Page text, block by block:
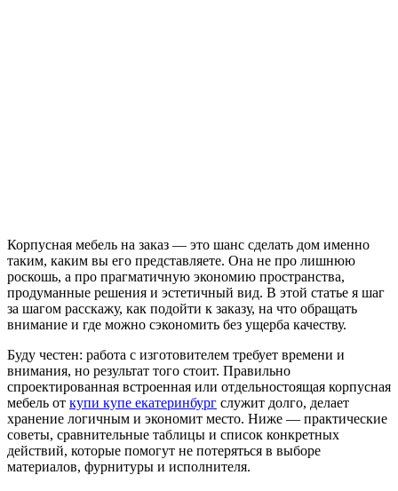
Корпусная мебель на заказ — это шанс сделать дом именно
таким, каким вы его представляете. Она не про лишнюю
роскошь, а про прагматичную экономию пространства,
продуманные решения и эстетичный вид. В этой статье я шаг
за шагом расскажу, как подойти к заказу, на что обращать
внимание и где можно сэкономить без ущерба качеству.
Буду честен: работа с изготовителем требует времени и
внимания, но результат того стоит. Правильно
спроектированная встроенная или отдельностоящая корпусная
мебель от купи купе екатеринбург служит долго, делает
хранение логичным и экономит место. Ниже — практические
советы, сравнительные таблицы и список конкретных
действий, которые помогут не потеряться в выборе
материалов, фурнитуры и исполнителя.